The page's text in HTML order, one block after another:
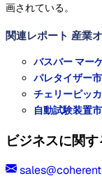
画されている。
関連レポート 産業
バスバー マー
パレタイザー
チェリーピッ
自動試験装置
ビジネスに関